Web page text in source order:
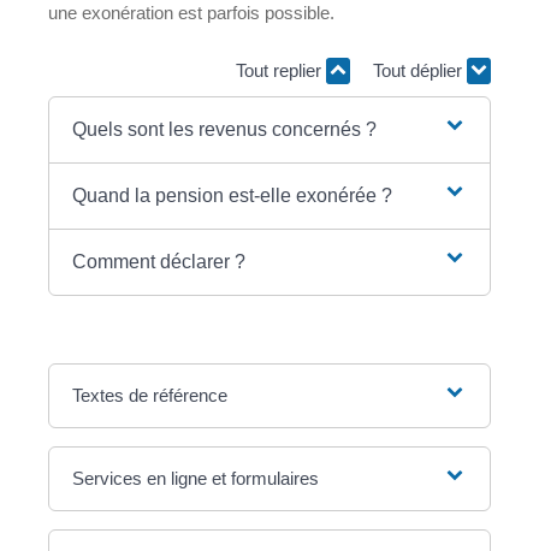
une exonération est parfois possible.
Tout replier Tout déplier
Quels sont les revenus concernés ?
Quand la pension est-elle exonérée ?
Comment déclarer ?
Textes de référence
Services en ligne et formulaires